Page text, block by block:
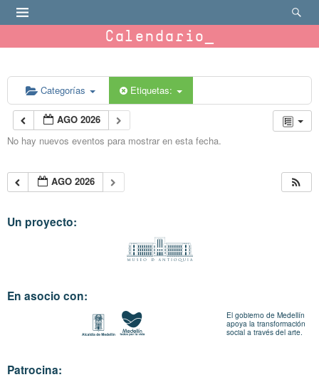
Calendario
Categorías Etiquetas:
AGO 2026
No hay nuevos eventos para mostrar en esta fecha.
AGO 2026
Un proyecto:
En asocio con:
El gobierno de Medellín
apoya la transformación
social a través del arte.
Patrocina: